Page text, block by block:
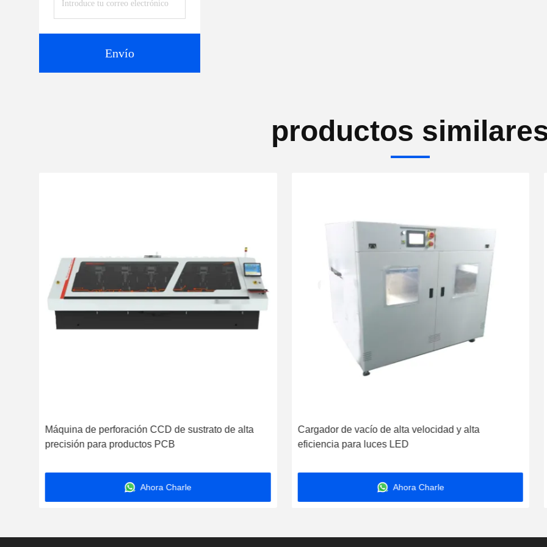
Envío
productos
Máquina de perforación CCD de sustrato de alta
precisión para productos PCB
Ahora Charle
Cargador de vacío de alta velocidad y alta
eficiencia para luces LED
Ahora Charle